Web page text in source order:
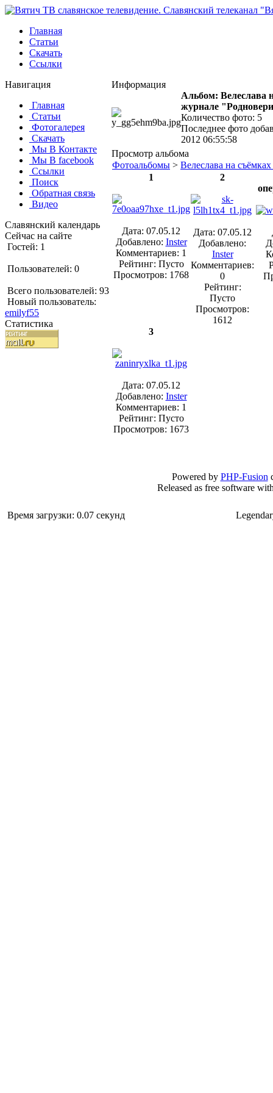
Главная
Статьи
Скачать
Ссылки
Навигация
Главная
Статьи
Фотогалерея
Скачать
Мы В Контакте
Мы В facebook
Ссылки
Поиск
Обратная связь
Видео
Славянский календарь
Сейчас на сайте
Гостей: 1
Пользователей: 0
Всего пользователей: 93
Новый пользователь:
emilyf55
Статистика
Информация
Альбом: Велеслава
журнале
Количество фото: 5
Последнее фото
2012 06:55:58
Просмотр альбома
Фотоальбомы > Велеслава на
1
Дата: 07.05.12
Добавлено: Inster
Комментариев: 1
Рейтинг: Пусто
Просмотров: 1768
2
Дата: 07.05.12
Добавлено:
Inster
Комментариев:
0
Рейтинг:
Пусто
Просмотров:
1612
3
Дата: 07.05.12
Добавлено: Inster
Комментариев: 1
Рейтинг: Пусто
Просмотров: 1673
Powered by PHP-Fusion
Released as free software
Время загрузки: 0.07 секунд